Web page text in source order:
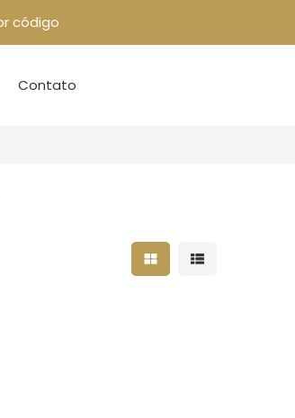
Contato
Mostrar resultados
Mostrar